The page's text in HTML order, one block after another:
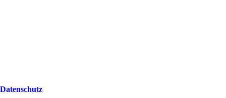
Datenschutz